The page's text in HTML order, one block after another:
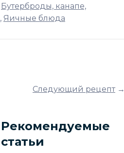
Бутерброды, канапе,
, Яичные блюда
Следующий рецепт→
Рекомендуемые
статьи